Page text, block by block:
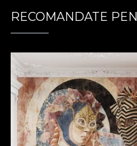
RECOMANDATE